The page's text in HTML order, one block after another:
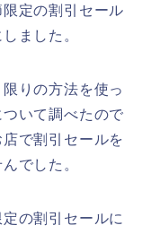
定の割引セール
ました。
りの方法を使っ
いて調べたので
で割引セールを
でした。
の割引セールに